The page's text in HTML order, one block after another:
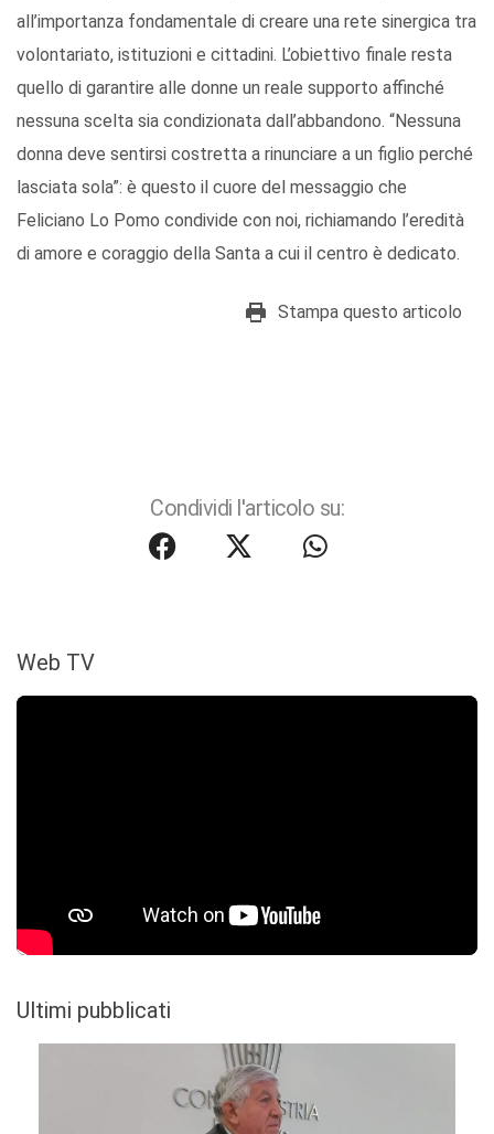
all’importanza fondamentale di creare una rete sinergica tra
volontariato, istituzioni e cittadini. L’obiettivo finale resta
quello di garantire alle donne un reale supporto affinché
nessuna scelta sia condizionata dall’abbandono. “Nessuna
donna deve sentirsi costretta a rinunciare a un figlio perché
lasciata sola”: è questo il cuore del messaggio che
Feliciano Lo Pomo condivide con noi, richiamando l’eredità
di amore e coraggio della Santa a cui il centro è dedicato.
Stampa questo articolo
Condividi l'articolo su:
Web TV
Ultimi pubblicati